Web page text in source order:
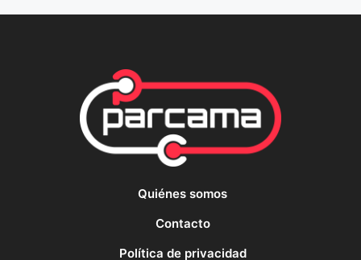
Quiénes somos
Contacto
Política de privacidad